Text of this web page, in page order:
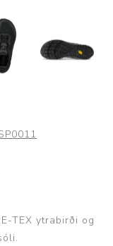
TEX ytrabirði og